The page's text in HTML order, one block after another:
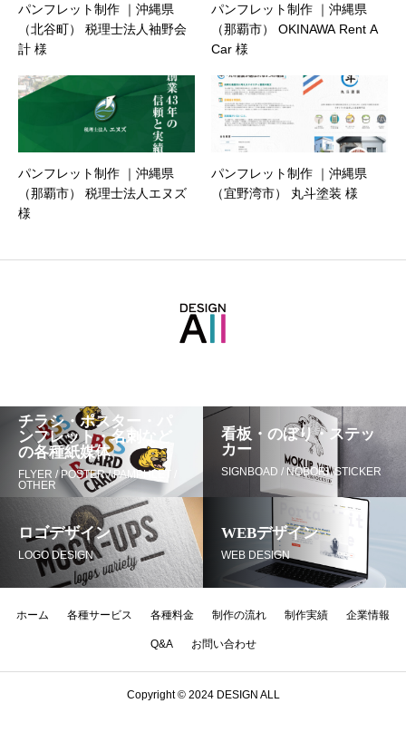
パンフレット制作 ｜沖縄県
（北谷町） 税理士法人袖野会
計 様
パンフレット制作 ｜沖縄県
（那覇市） OKINAWA Rent A
Car 様
パンフレット制作 ｜沖縄県
（那覇市） 税理士法人エヌズ
様
パンフレット制作 ｜沖縄県
（宜野湾市） 丸斗塗装 様
チラシ・ポスター・パ
ンフレット・名刺など
の各種紙媒体
FLYER / POSTER / PAMPHLET /
OTHER
看板・のぼり・ステッ
カー
SIGNBOAD / NOBORI /STICKER
ロゴデザイン
LOGO DESIGN
WEBデザイン
WEB DESIGN
ホーム 各種サービス 各種料金 制作の流れ 制作実績 企業情報
Q&A お問い合わせ
Copyright © 2024 DESIGN ALL